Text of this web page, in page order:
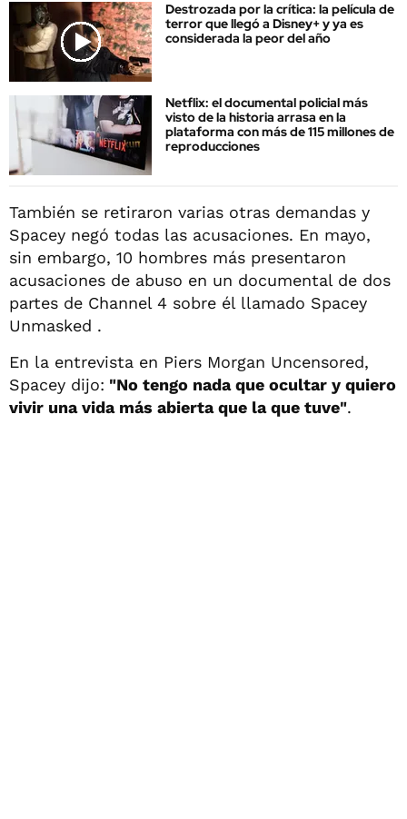
Destrozada por la crítica: la película de
terror que llegó a Disney+ y ya es
considerada la peor del año
Netflix: el documental policial más
visto de la historia arrasa en la
plataforma con más de 115 millones de
reproducciones
También se retiraron varias otras demandas y
Spacey negó todas las acusaciones. En mayo,
sin embargo, 10 hombres más presentaron
acusaciones de abuso en un documental de dos
partes de Channel 4 sobre él llamado Spacey
Unmasked .
En la entrevista en Piers Morgan Uncensored,
Spacey dijo: "No tengo nada que ocultar y quiero
vivir una vida más abierta que la que tuve".